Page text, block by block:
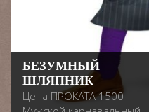
БЕЗУМНЫЙ
ШЛЯПНИК
Цена ПРОКАТА 1500